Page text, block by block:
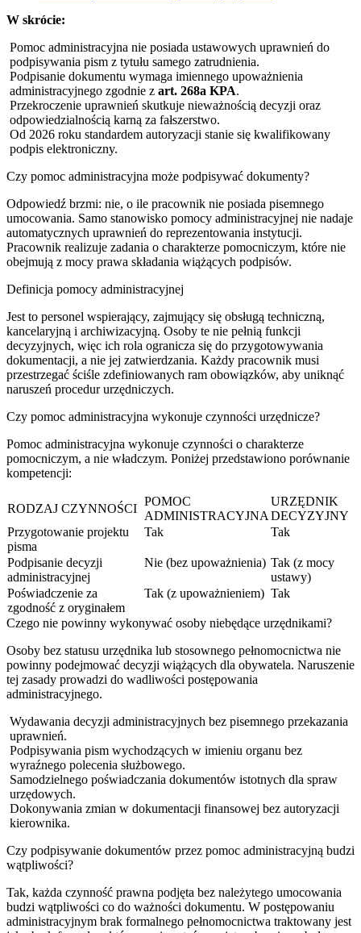
W skrócie:
Pomoc administracyjna nie posiada ustawowych uprawnień do
podpisywania pism z tytułu samego zatrudnienia.
Podpisanie dokumentu wymaga imiennego upoważnienia
administracyjnego zgodnie z art. 268a KPA.
Przekroczenie uprawnień skutkuje nieważnością decyzji oraz
odpowiedzialnością karną za fałszerstwo.
Od 2026 roku standardem autoryzacji stanie się kwalifikowany
podpis elektroniczny.
Czy pomoc administracyjna może podpisywać dokumenty?
Odpowiedź brzmi: nie, o ile pracownik nie posiada pisemnego
umocowania. Samo stanowisko pomocy administracyjnej nie nadaje
automatycznych uprawnień do reprezentowania instytucji.
Pracownik realizuje zadania o charakterze pomocniczym, które nie
obejmują z mocy prawa składania wiążących podpisów.
Definicja pomocy administracyjnej
Jest to personel wspierający, zajmujący się obsługą techniczną,
kancelaryjną i archiwizacyjną. Osoby te nie pełnią funkcji
decyzyjnych, więc ich rola ogranicza się do przygotowywania
dokumentacji, a nie jej zatwierdzania. Każdy pracownik musi
przestrzegać ściśle zdefiniowanych ram obowiązków, aby uniknąć
naruszeń procedur urzędniczych.
Czy pomoc administracyjna wykonuje czynności urzędnicze?
Pomoc administracyjna wykonuje czynności o charakterze
pomocniczym, a nie władczym. Poniżej przedstawiono porównanie
kompetencji:
RODZAJ CZYNNOŚCI
POMOC
ADMINISTRACYJNA
URZĘDNIK
DECYZYJNY
Przygotowanie projektu
pisma
Tak Tak
Podpisanie decyzji
administracyjnej
Nie (bez upoważnienia) Tak (z mocy
ustawy)
Poświadczenie za
zgodność z oryginałem
Tak (z upoważnieniem) Tak
Czego nie powinny wykonywać osoby niebędące urzędnikami?
Osoby bez statusu urzędnika lub stosownego pełnomocnictwa nie
powinny podejmować decyzji wiążących dla obywatela. Naruszenie
tej zasady prowadzi do wadliwości postępowania
administracyjnego.
Wydawania decyzji administracyjnych bez pisemnego przekazania
uprawnień.
Podpisywania pism wychodzących w imieniu organu bez
wyraźnego polecenia służbowego.
Samodzielnego poświadczania dokumentów istotnych dla spraw
urzędowych.
Dokonywania zmian w dokumentacji finansowej bez autoryzacji
kierownika.
Czy podpisywanie dokumentów przez pomoc administracyjną budzi
wątpliwości?
Tak, każda czynność prawna podjęta bez należytego umocowania
budzi wątpliwości co do ważności dokumentu. W postępowaniu
administracyjnym brak formalnego pełnomocnictwa traktowany jest